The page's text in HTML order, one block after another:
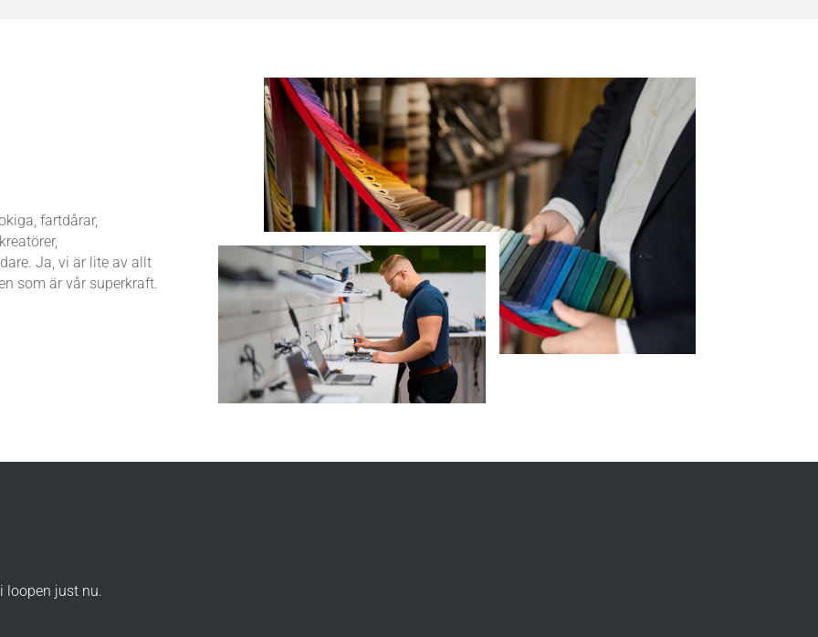
fartdårar,
Ja, vi är lite av allt
som är vår superkraft.
loopen just nu.